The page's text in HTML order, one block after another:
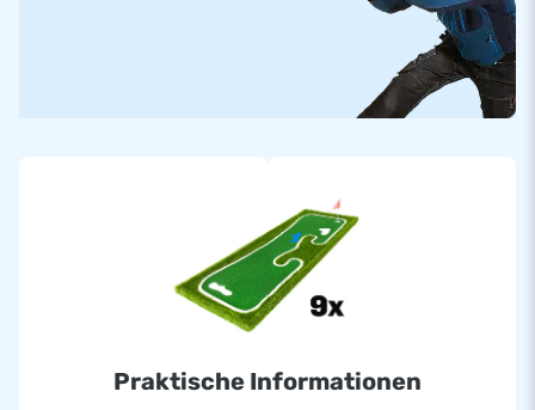
Sportplätzen bis hin zu Einkaufszentren und Indoorhallen. Das
langlebige Material macht dieses Set widerstandsfähig gegen
Qualität und Service von JB Hüpfburgen
du dich für Qualität, Schnelligkeit und Zuverlässigkeit. Dieses
Minigolfbahn-Set wird mit 5 Jahren Garantie geliefert und ist
direkt ab Lager verfügbar. So kannst du sicher sein, dass
deine Veranstaltung immer komplett ausgestattet ist. Egal,
ob du dein bestehendes Attraktionsangebot erweitern oder
Minigolfmatten Set – 9 Holes holst du dir garantiert einen
Praktische Informationen